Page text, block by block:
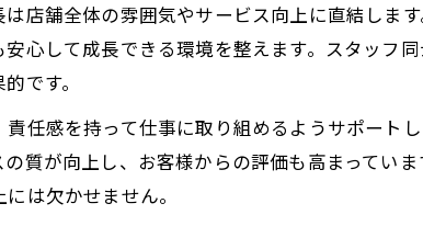
働きやすい居酒屋環境づくりのポイント
スタッフの定着率を高める居酒屋の工夫
店長が実践する居酒屋スタッフ育成法
コミュニティとつながる居酒屋の魅力
店舗全体の雰囲気やサービス向上に直結しま
心して成長できる環境を整えます。スタッフ
です。
任感を持って仕事に取り組めるようサポート
質が向上し、お客様からの評価も高まってい
は欠かせません。